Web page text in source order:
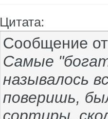
Цитата:
Сообщение
Самые
называлось
поверишь,